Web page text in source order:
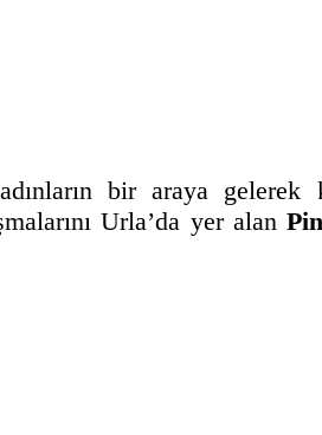
bir araya gelerek
Urla’da yer alan